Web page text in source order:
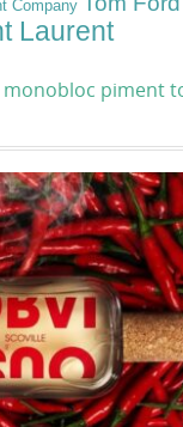
Company
Laurent
monobloc piment